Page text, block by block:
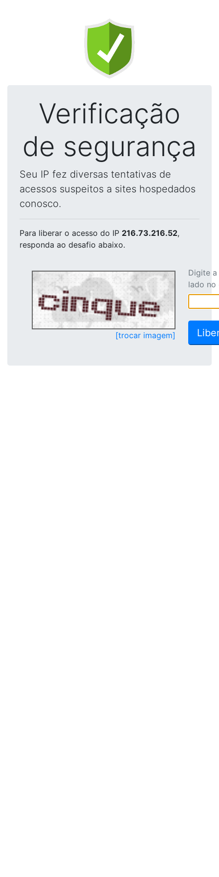
Verificação
de segurança
Seu IP fez diversas tentativas de
acessos suspeitos a sites hospedados
conosco.
Para liberar o acesso do IP 216.73.216.52,
responda ao desafio abaixo.
[trocar imagem]
Digite
lado no